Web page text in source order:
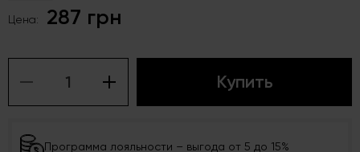
Цена: 287 грн
Купить
Программа лояльности – выгода от 5 до 15%